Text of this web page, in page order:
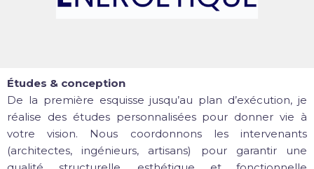
Études & conception
De la première esquisse jusqu’au plan d’exécution, je
réalise des études personnalisées pour donner vie à
votre vision. Nous coordonnons les intervenants
(architectes, ingénieurs, artisans) pour garantir une